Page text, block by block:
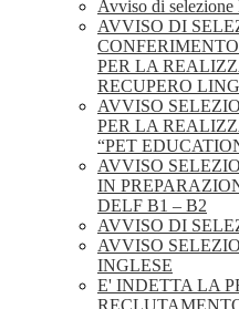
Avviso di
AVVISO DI
PER LA
RECUPERO
AVVISO
PER LA
“PET
AVVISO
IN
DELF B1 – B2
AVVISO DI
AVVISO
INGLESE
E' INDETTA LA